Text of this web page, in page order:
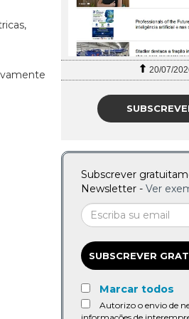
20/07/
Subscrever
Newsletter - Ver
SUBSCREVER
Marcar todos
Autorizo o envio de